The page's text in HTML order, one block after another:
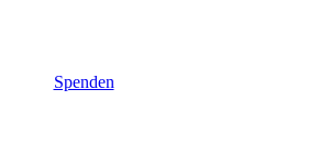
Spenden